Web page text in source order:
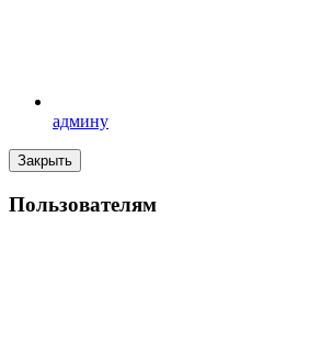
админу
Закрыть
Пользователям